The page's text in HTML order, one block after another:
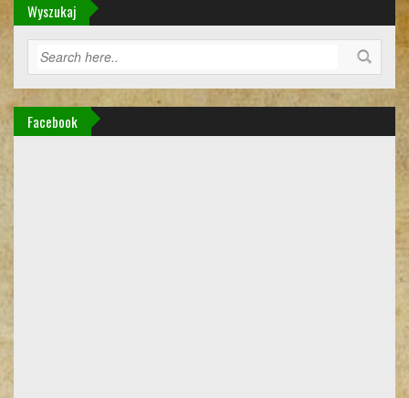
Wyszukaj
Facebook